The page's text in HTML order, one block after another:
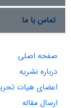
تماس با ما
صفحه اصلی
درباره نشریه
اعضای هیات
ارسال مقاله